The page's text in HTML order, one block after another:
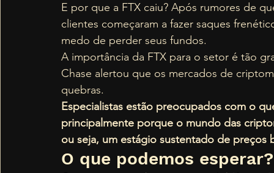
E por que a FTX caiu? Após rumores de
clientes começaram a fazer saques
medo de perder seus fundos.
A importância da FTX para o setor é tão
Chase alertou que os mercados de
quebras.
Especialistas estão preocupados com o
principalmente porque o mundo das
ou seja, um estágio sustentado de preços
O que podemos